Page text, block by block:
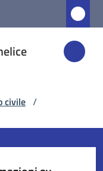
civile /